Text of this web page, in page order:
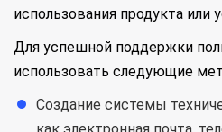
использования продукта или
Для успешной поддержки
использовать следующие
Создание системы